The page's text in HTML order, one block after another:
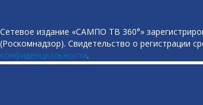
Сетевое издание «САМПО ТВ 360°»
(Роскомнадзор). Свидетельство о регистрации
конфиденциальности.